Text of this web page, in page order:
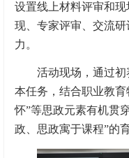
设置线上材料评审和
现、专家评审、交流
力。
活动现场，通过
本任务，结合职业教育
怀”等思政元素有机贯
政、思政寓于课程”的